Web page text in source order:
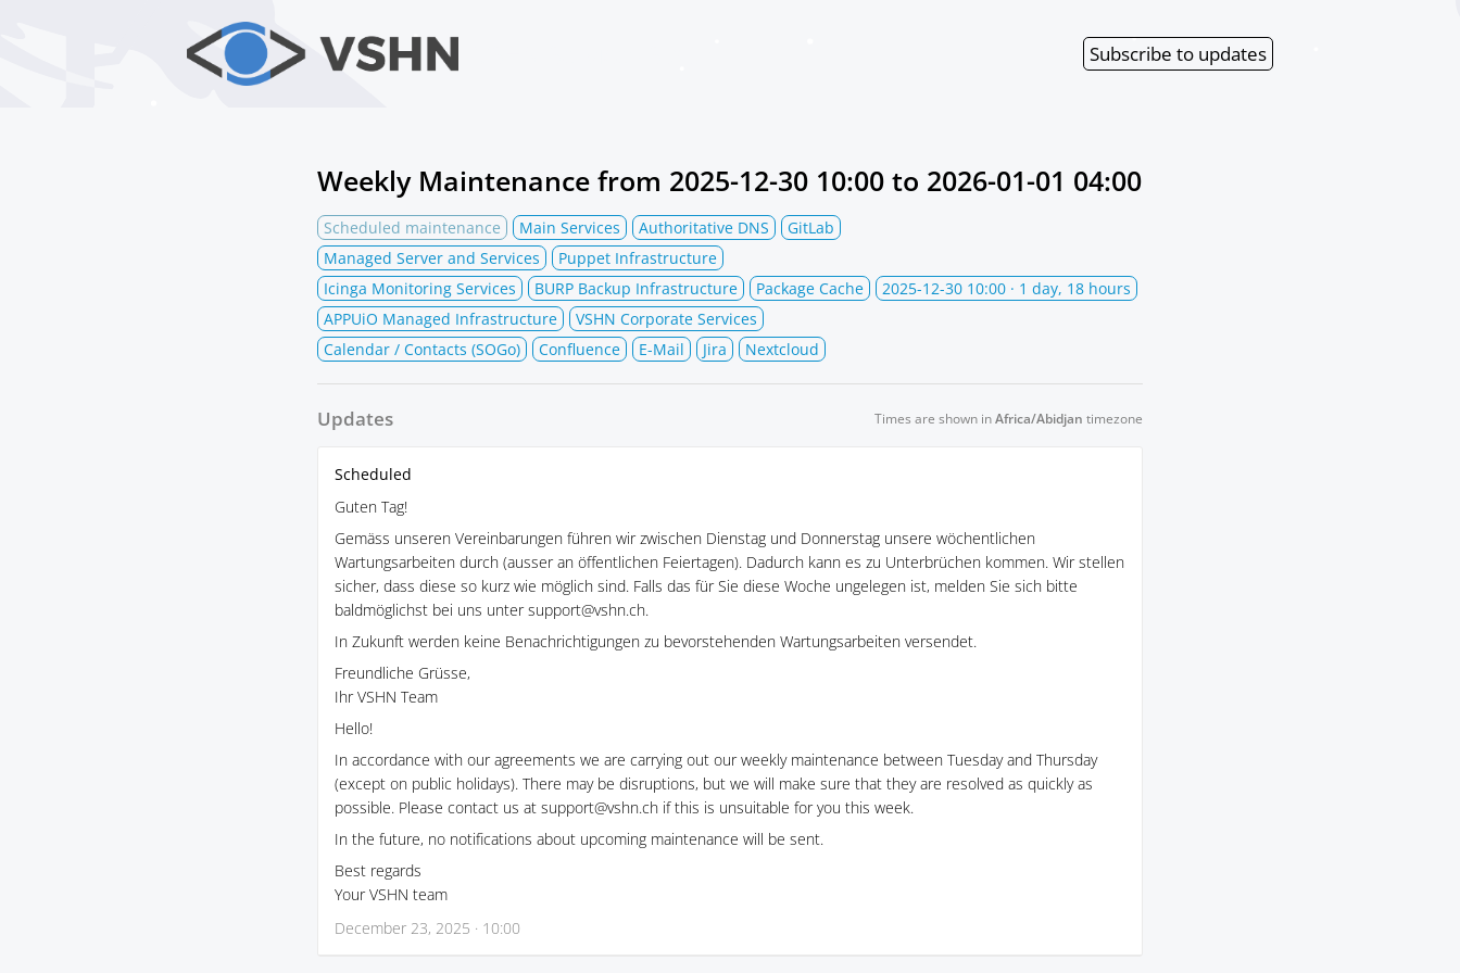
Subscribe to updates
Weekly Maintenance from 2025-12-30 10:00 to 2026-01-01 04:00
Scheduled maintenance Main Services Authoritative DNS
GitLab
Managed Server and Services
Puppet Infrastructure
Icinga Monitoring Services
BURP Backup Infrastructure
Package Cache
APPUiO Managed Infrastructure
VSHN Corporate Services
Calendar / Contacts (SOGo)
Confluence E-Mail Jira Nextcloud
2025-12-30 10:00 · 1 day, 18 hours
Updates Times are shown inAfrica/Abidjan timezone
Scheduled
Guten Tag!
Gemäss unseren Vereinbarungen führen wir zwischen Dienstag und Donnerstag unsere wöchentlichen
Wartungsarbeiten durch (ausser an öffentlichen Feiertagen). Dadurch kann es zu Unterbrüchen kommen. Wir stellen
sicher, dass diese so kurz wie möglich sind. Falls das für Sie diese Woche ungelegen ist, melden Sie sich bitte
baldmöglichst bei uns unter support@vshn.ch.
In Zukunft werden keine Benachrichtigungen zu bevorstehenden Wartungsarbeiten versendet.
Freundliche Grüsse,
Ihr VSHN Team
Hello!
In accordance with our agreements we are carrying out our weekly maintenance between Tuesday and Thursday
(except on public holidays). There may be disruptions, but we will make sure that they are resolved as quickly as
possible. Please contact us at support@vshn.ch if this is unsuitable for you this week.
In the future, no notifications about upcoming maintenance will be sent.
Best regards
Your VSHN team
December 23, 2025 · 10:00